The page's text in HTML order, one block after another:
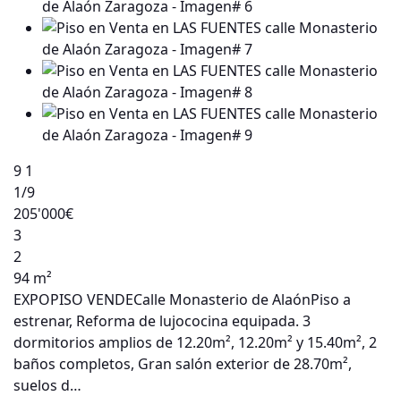
9 1
1/9
205'000€
3
2
94 m²
EXPOPISO VENDECalle Monasterio de AlaónPiso a
estrenar, Reforma de lujococina equipada. 3
dormitorios amplios de 12.20m², 12.20m² y 15.40m², 2
baños completos, Gran salón exterior de 28.70m²,
suelos d…